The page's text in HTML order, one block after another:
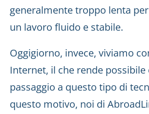
generalmente troppo lenta
un lavoro fluido e stabile.
Oggigiorno, invece, viviamo
Internet, il che rende possibile
passaggio a questo tipo di
questo motivo, noi di